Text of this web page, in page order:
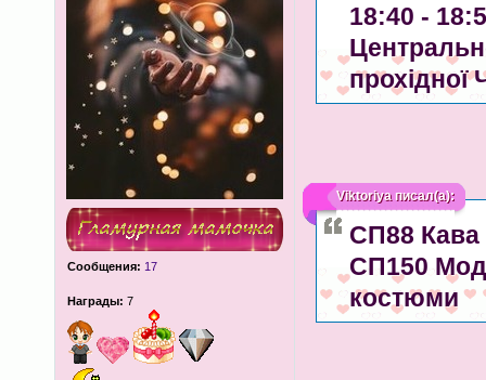
Сообщения: 17
Награды: 7
18:40 -
прохідної
Viktoriyaписал(а):
СП88 Кава
СП150
костюми